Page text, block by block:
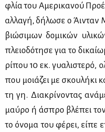
φλία του Αμε­ρι­κα­νού
αλ­λα­γή, δή­λω­σε ο Άι­νταν
βιώ­σι­μων δο­μι­κών
πλειο­δό­τη­σε για το
ρί­που 10 εκ. γυα­λι­στε­ρό,
που μοιά­ζει με σκου­λή­κι
τη γη. Δια­κρί­νο­ντας
μαύ­ρο ή άσπρο βλέ­πει
το όνο­μα του φέ­ρει,